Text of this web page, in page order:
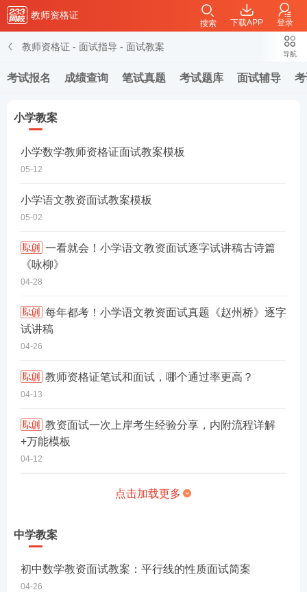
教师资格证
下载APP 登录
搜索
教师资格证 - 面试指导 - 面试教案
考试报名 成绩查询 笔试真题 考试题库 面试辅导
导航
小学教案
小学数学教师资格证面试教案模板
05-12
小学语文教资面试教案模板
05-02
一看就会！小学语文教资面试逐字试讲稿古诗篇
《咏柳》
04-28
每年都考！小学语文教资面试真题《赵州桥》逐字
试讲稿
04-26
教师资格证笔试和面试，哪个通过率更高？
04-13
教资面试一次上岸考生经验分享，内附流程详解
+万能模板
04-12
点击加载更多
中学教案
初中数学教资面试教案：平行线的性质面试简案
04-26